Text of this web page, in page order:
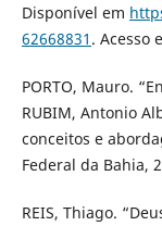
Disponível em
62668831 . Acesso
PORTO, Mauro.
RUBIM, Antonio
conceitos e
Federal da Bahia,
REIS, Thiago.